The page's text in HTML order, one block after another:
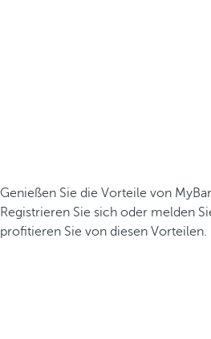
Genießen Sie die Vorteile von
Registrieren Sie sich oder melden
profitieren Sie von diesen Vorteilen.